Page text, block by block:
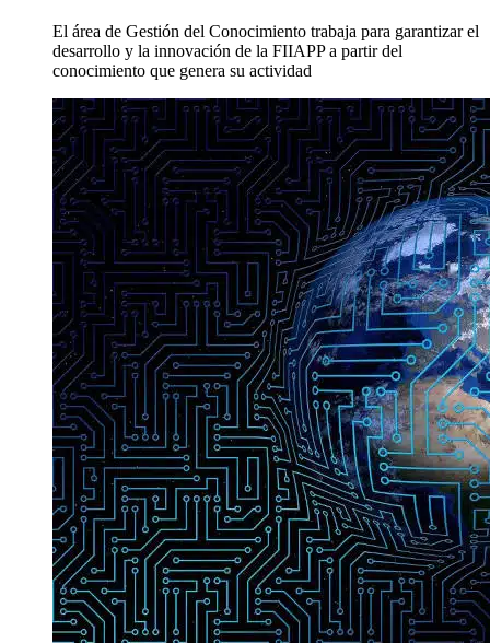
El área de Gestión del Conocimiento trabaja para garantizar el
desarrollo y la innovación de la FIIAPP a partir del
conocimiento que genera su actividad